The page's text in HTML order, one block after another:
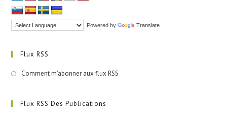
Powered by Translate
Flux RSS
Comment m'abonner aux flux RSS
Flux RSS Des Publications